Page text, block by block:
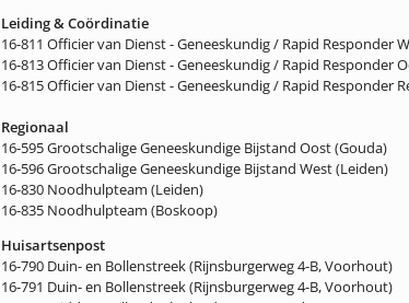
Leiding & Coördinatie
16-811 Officier van Dienst - Geneeskundig / Rapid Responder
16-813 Officier van Dienst - Geneeskundig / Rapid Responder
16-815 Officier van Dienst - Geneeskundig / Rapid Responder
Regionaal
16-595 Grootschalige Geneeskundige Bijstand Oost (Gouda)
16-596 Grootschalige Geneeskundige Bijstand West (Leiden)
16-830 Noodhulpteam (Leiden)
16-835 Noodhulpteam (Boskoop)
Huisartsenpost
16-790 Duin- en Bollenstreek (Rijnsburgerweg 4-B, Voorhout)
16-791 Duin- en Bollenstreek (Rijnsburgerweg 4-B, Voorhout)